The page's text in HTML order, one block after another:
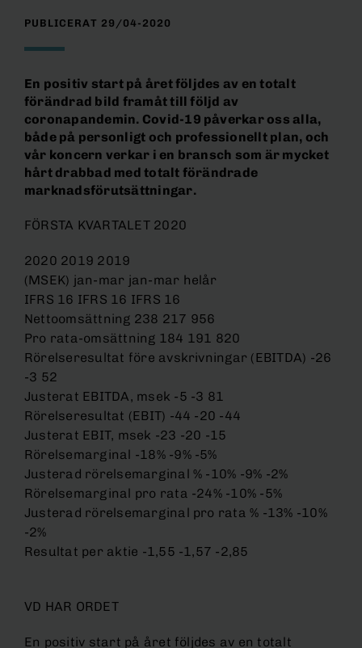
PUBLICERAT 29/04-2020
En positiv start på året följdes av en totalt
förändrad bild framåt till följd av
coronapandemin. Covid-19 påverkar oss alla,
både på personligt och professionellt plan, och
vår koncern verkar i en bransch som är mycket
hårt drabbad med totalt förändrade
marknadsförutsättningar.
FÖRSTA KVARTALET 2020
2020 2019 2019
(MSEK) jan-mar jan-mar helår
IFRS 16 IFRS 16 IFRS 16
Nettoomsättning 238 217 956
Pro rata-omsättning 184 191 820
Rörelseresultat före avskrivningar (EBITDA) -26
-3 52
Justerat EBITDA, msek -5 -3 81
Rörelseresultat (EBIT) -44 -20 -44
Justerat EBIT, msek -23 -20 -15
Rörelsemarginal -18% -9% -5%
Justerad rörelsemarginal % -10% -9% -2%
Rörelsemarginal pro rata -24% -10% -5%
Justerad rörelsemarginal pro rata % -13% -10%
-2%
Resultat per aktie -1,55 -1,57 -2,85
VD HAR ORDET
En positiv start på året följdes av en totalt